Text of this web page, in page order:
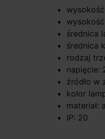
średnica
średnica
rodzaj
napięcie:
źródło w
kolor
materiał:
IP: 20